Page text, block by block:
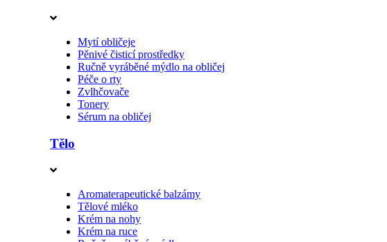
Mytí obličeje
Pěnivé čisticí prostředky
Ručně vyráběné mýdlo na obličej
Péče o rty
Zvlhčovače
Tonery
Sérum na obličej
Tělo
Aromaterapeutické balzámy
Tělové mléko
Krém na nohy
Krém na ruce